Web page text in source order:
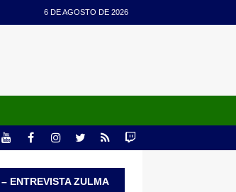
6 DE AGOSTO DE 2026
ENTREVISTA ZULMA